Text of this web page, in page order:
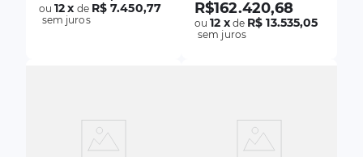
ou12x de R$ 7.450,77
sem juros
R$162.420,68
ou12 xde R$ 13.535,05
sem juros